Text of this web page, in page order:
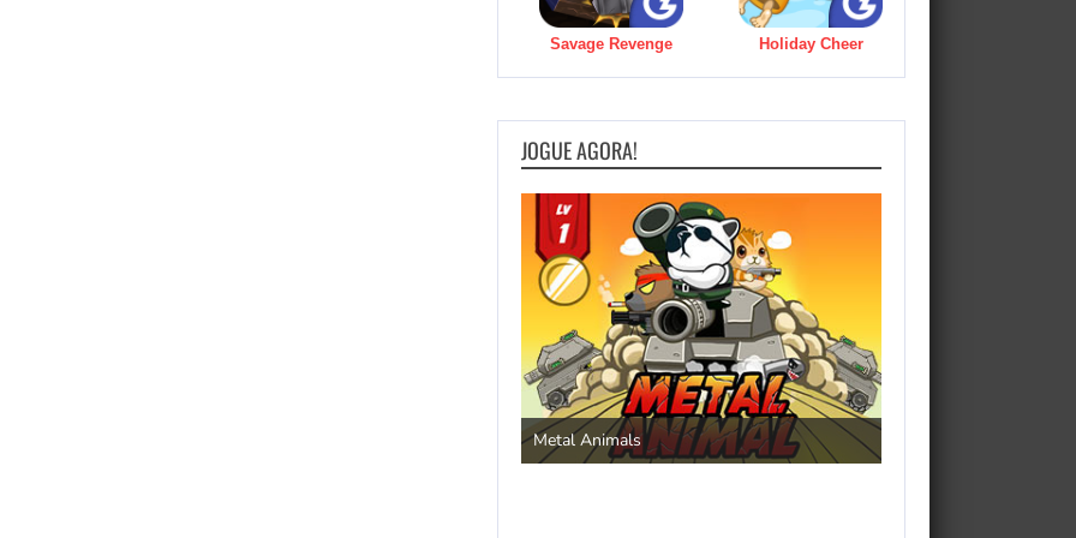
Savage Revenge Holiday Cheer
JOGUE AGORA!
Metal Animals